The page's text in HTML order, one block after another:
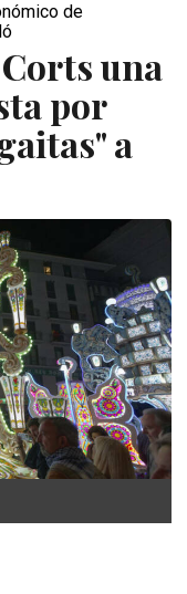
una
por
a
de